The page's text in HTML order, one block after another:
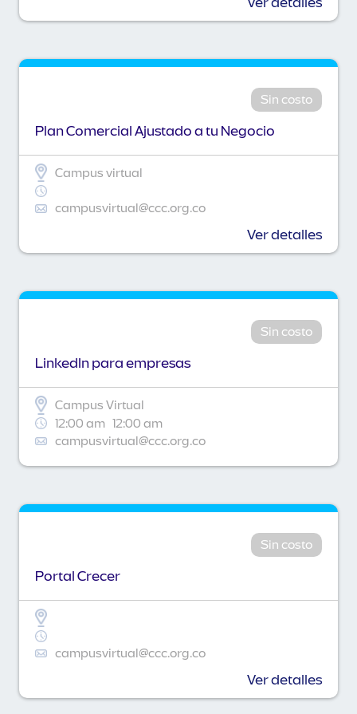
Sin costo
Plan Comercial Ajustado a tu Negocio
Campus virtual
campusvirtual@ccc.org.co
Ver detalles
Sin costo
Linkedln para empresas
Campus Virtual
12:00 am 12:00 am
campusvirtual@ccc.org.co
Sin costo
Portal Crecer
campusvirtual@ccc.org.co
Ver detalles